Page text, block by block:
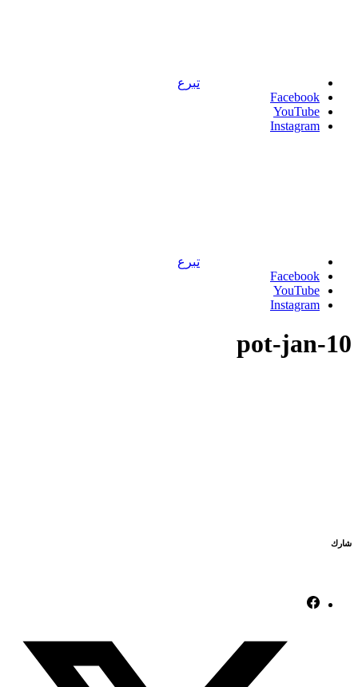
تبرع
Facebook
YouTube
Instagram
تبرع
Facebook
YouTube
Instagram
pot-jan-10
شارك